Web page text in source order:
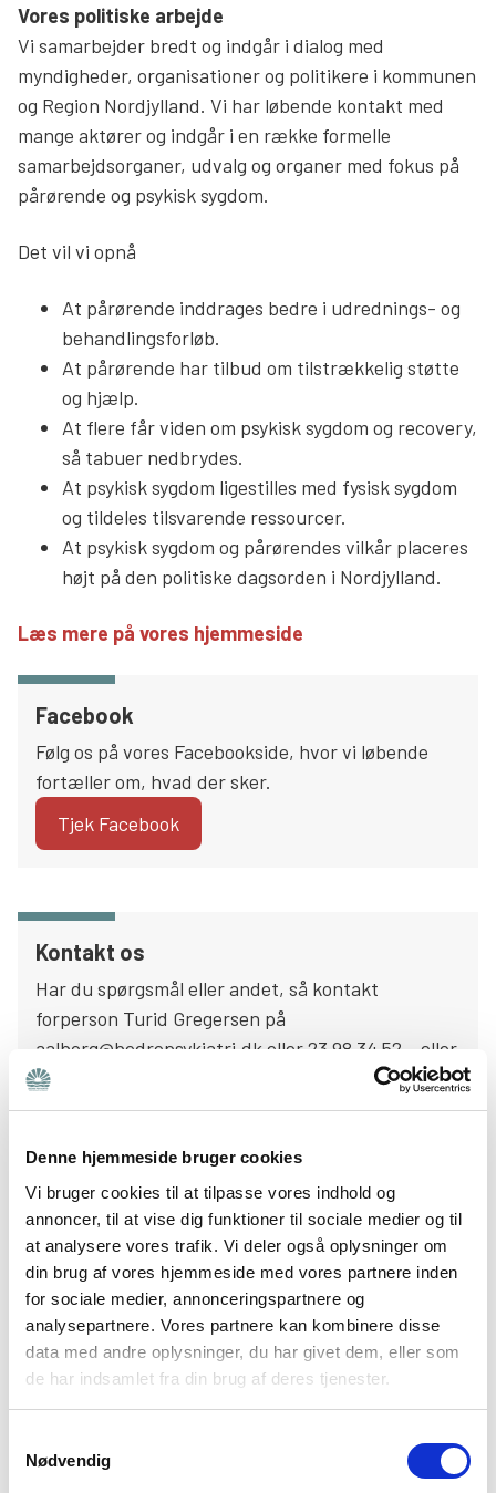
Denne hjemmeside bruger cookies
Vi bruger cookies til at tilpasse vores indhold og
annoncer, til at vise dig funktioner til sociale medier og til
at analysere vores trafik. Vi deler også oplysninger om
din brug af vores hjemmeside med vores partnere inden
for sociale medier, annonceringspartnere og
analysepartnere. Vores partnere kan kombinere disse
data med andre oplysninger, du har givet dem, eller som
de har indsamlet fra din brug af deres tjenester.
Nødvendig
Vores politiske arbejde
Vi samarbejder bredt og indgår i dialog med
myndigheder, organisationer og politikere i kommunen
og Region Nordjylland. Vi har løbende kontakt med
mange aktører og indgår i en række formelle
samarbejdsorganer, udvalg og organer med fokus på
pårørende og psykisk sygdom.
Det vil vi opnå
At pårørende inddrages bedre i udrednings- og
behandlingsforløb.
At pårørende har tilbud om tilstrækkelig støtte
og hjælp.
At flere får viden om psykisk sygdom og recovery,
så tabuer nedbrydes.
At psykisk sygdom ligestilles med fysisk sygdom
og tildeles tilsvarende ressourcer.
At psykisk sygdom og pårørendes vilkår placeres
højt på den politiske dagsorden i Nordjylland.
Læs mere på vores hjemmeside
Facebook
Følg os på vores Facebookside, hvor vi løbende
fortæller om, hvad der sker.
Tjek Facebook
Kontakt os
Har du spørgsmål eller andet, så kontakt
forperson Turid Gregersen på
aalborg@bedrepsykiatri.dk eller 23 98 34 52 – eller
tjek vores hjemmeside for mere info.
Bliv medlem
Støt op om vores arbejde og bliv en del af vores
forening, så får du særlige tilbud og nyheder på
mail. Du får også Pårørendeguiden ved
indmeldelse.